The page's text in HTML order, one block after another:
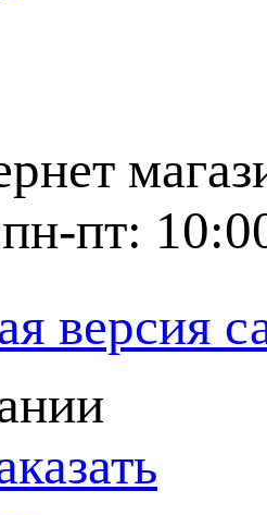
пт:
версия